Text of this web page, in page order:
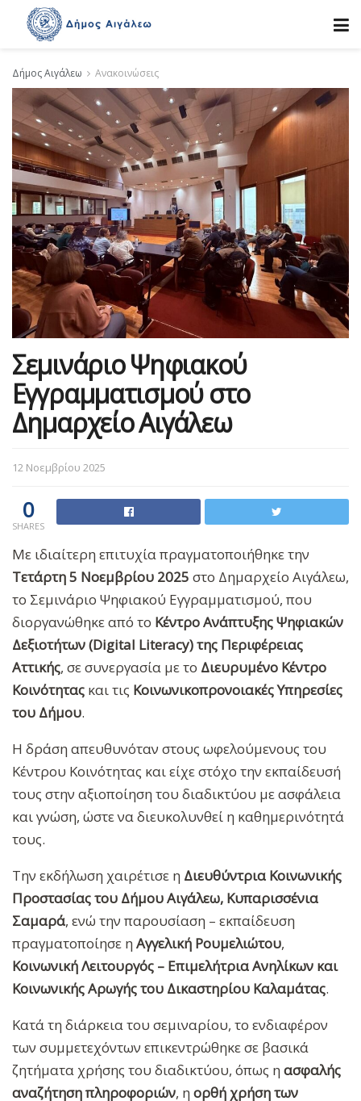
Δήμος Αιγάλεω Ανακοινώσεις
Σεμινάριο Ψηφιακού
Εγγραμματισμού στο
Δημαρχείο Αιγάλεω
12 Νοεμβρίου 2025
0
SHARES
Με ιδιαίτερη επιτυχία πραγματοποιήθηκε την
Τετάρτη 5 Νοεμβρίου 2025 στο Δημαρχείο Αιγάλεω,
το Σεμινάριο Ψηφιακού Εγγραμματισμού, που
διοργανώθηκε από το Κέντρο Ανάπτυξης Ψηφιακών
Δεξιοτήτων (Digital Literacy) της Περιφέρειας
Αττικής, σε συνεργασία με το Διευρυμένο Κέντρο
Κοινότητας και τις Κοινωνικοπρονοιακές Υπηρεσίες
του Δήμου.
Η δράση απευθυνόταν στους ωφελούμενους του
Κέντρου Κοινότητας και είχε στόχο την εκπαίδευσή
τους στην αξιοποίηση του διαδικτύου με ασφάλεια
και γνώση, ώστε να διευκολυνθεί η καθημερινότητά
τους.
Την εκδήλωση χαιρέτισε η Διευθύντρια Κοινωνικής
Προστασίας του Δήμου Αιγάλεω, Κυπαρισσένια
Σαμαρά, ενώ την παρουσίαση – εκπαίδευση
πραγματοποίησε η Αγγελική Ρουμελιώτου,
Κοινωνική Λειτουργός – Επιμελήτρια Ανηλίκων και
Κοινωνικής Αρωγής του Δικαστηρίου Καλαμάτας.
Κατά τη διάρκεια του σεμιναρίου, το ενδιαφέρον
των συμμετεχόντων επικεντρώθηκε σε βασικά
ζητήματα χρήσης του διαδικτύου, όπως η ασφαλής
αναζήτηση πληροφοριών, η ορθή χρήση των